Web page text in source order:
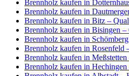
Brennholz kaufen in
Brennholz kaufen in
Brennholz kaufen in Bitz –
Brennholz kaufen in Bisingen
Brennholz kaufen in
Brennholz kaufen in Rosenfeld
Brennholz kaufen in
Brennholz kaufen in